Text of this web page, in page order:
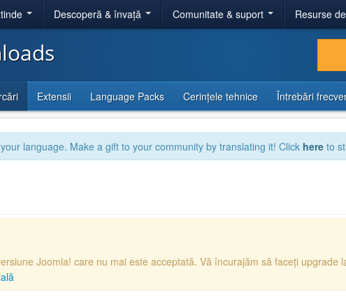
Descoperă & învață Comunitate & suport Resurse
Extensii Language Packs Cerințele tehnice Întrebări
language. Make a gift to your community by translating it! Click here to
Joomla! care nu mai este acceptată. Vă încurajăm să faceți upgrade